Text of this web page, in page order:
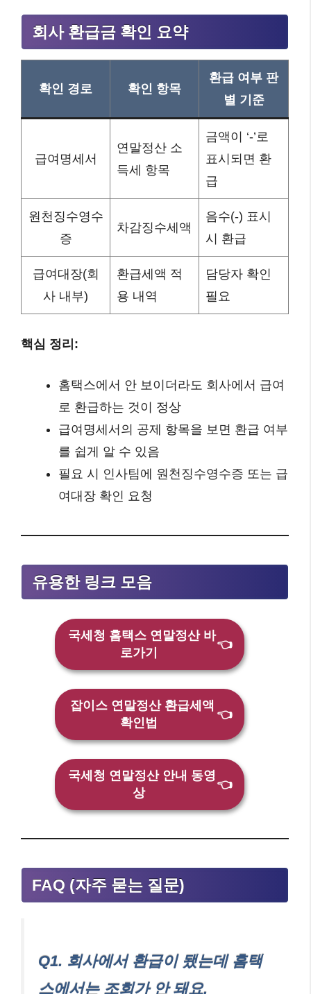
회사 환급금 확인 요약
확인 경로 확인 항목
환급 여부 판
별 기준
급여명세서
연말정산 소
득세 항목
금액이 ‘-’로
표시되면 환
급
원천징수영수
증
차감징수세액
음수(-) 표시
시 환급
급여대장(회
사 내부)
환급세액 적
용 내역
담당자 확인
필요
핵심 정리:
홈택스에서 안 보이더라도 회사에서 급여
로 환급하는 것이 정상
급여명세서의 공제 항목을 보면 환급 여부
를 쉽게 알 수 있음
필요 시 인사팀에 원천징수영수증 또는 급
여대장 확인 요청
유용한 링크 모음
국세청 홈택스 연말정산 바
로가기
👈
잡이스 연말정산 환급세액
확인법
👈
국세청 연말정산 안내 동영
상
👈
FAQ (자주 묻는 질문)
Q1. 회사에서 환급이 됐는데 홈택
스에서는 조회가 안 돼요.